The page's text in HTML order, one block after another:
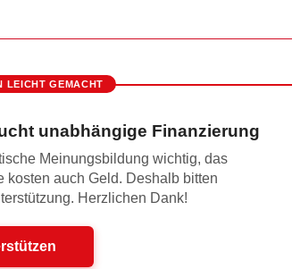
LEICHT GEMACHT
unabhängige Finanzierung
Meinungsbildung wichtig, das
kosten auch Geld. Deshalb bitten
Herzlichen Dank!